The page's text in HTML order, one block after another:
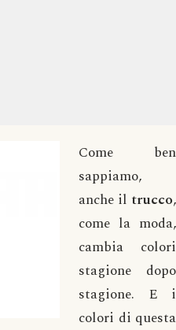
Come ben
sappiamo,
anche il trucco,
come la moda,
cambia colori
stagione dopo
stagione. E i
colori di questa